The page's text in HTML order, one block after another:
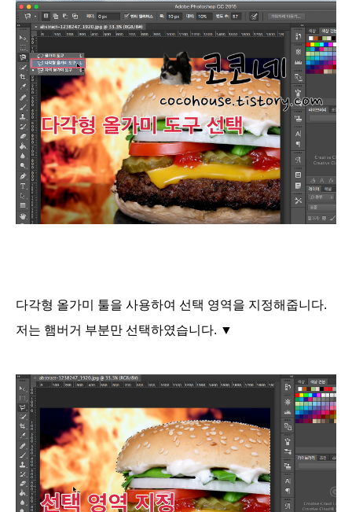
다각형 올가미 툴을 사용하여 선택 영역을 지정해줍니다.
저는 햄버거 부분만 선택하였습니다. ▼